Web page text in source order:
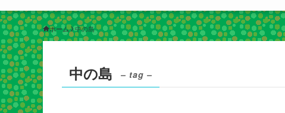
ホーム 中の島
中の島 – tag –